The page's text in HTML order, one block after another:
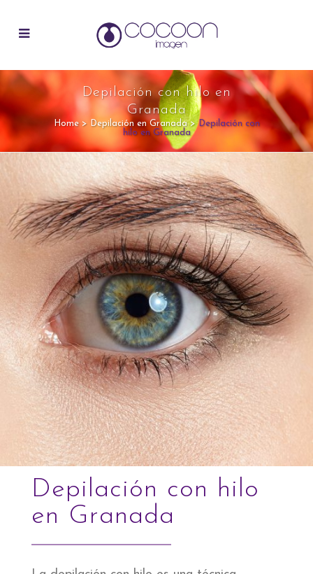
Depilación con hilo en
Granada
Home> Depilación en Granada>Depilación con
hilo en Granada
Depilación con hilo
en Granada